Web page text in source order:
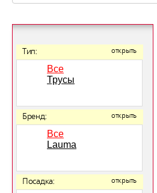
Тип: открыть
Все
Трусы
Бренд: открыть
Все
Lauma
Посадка: открыть